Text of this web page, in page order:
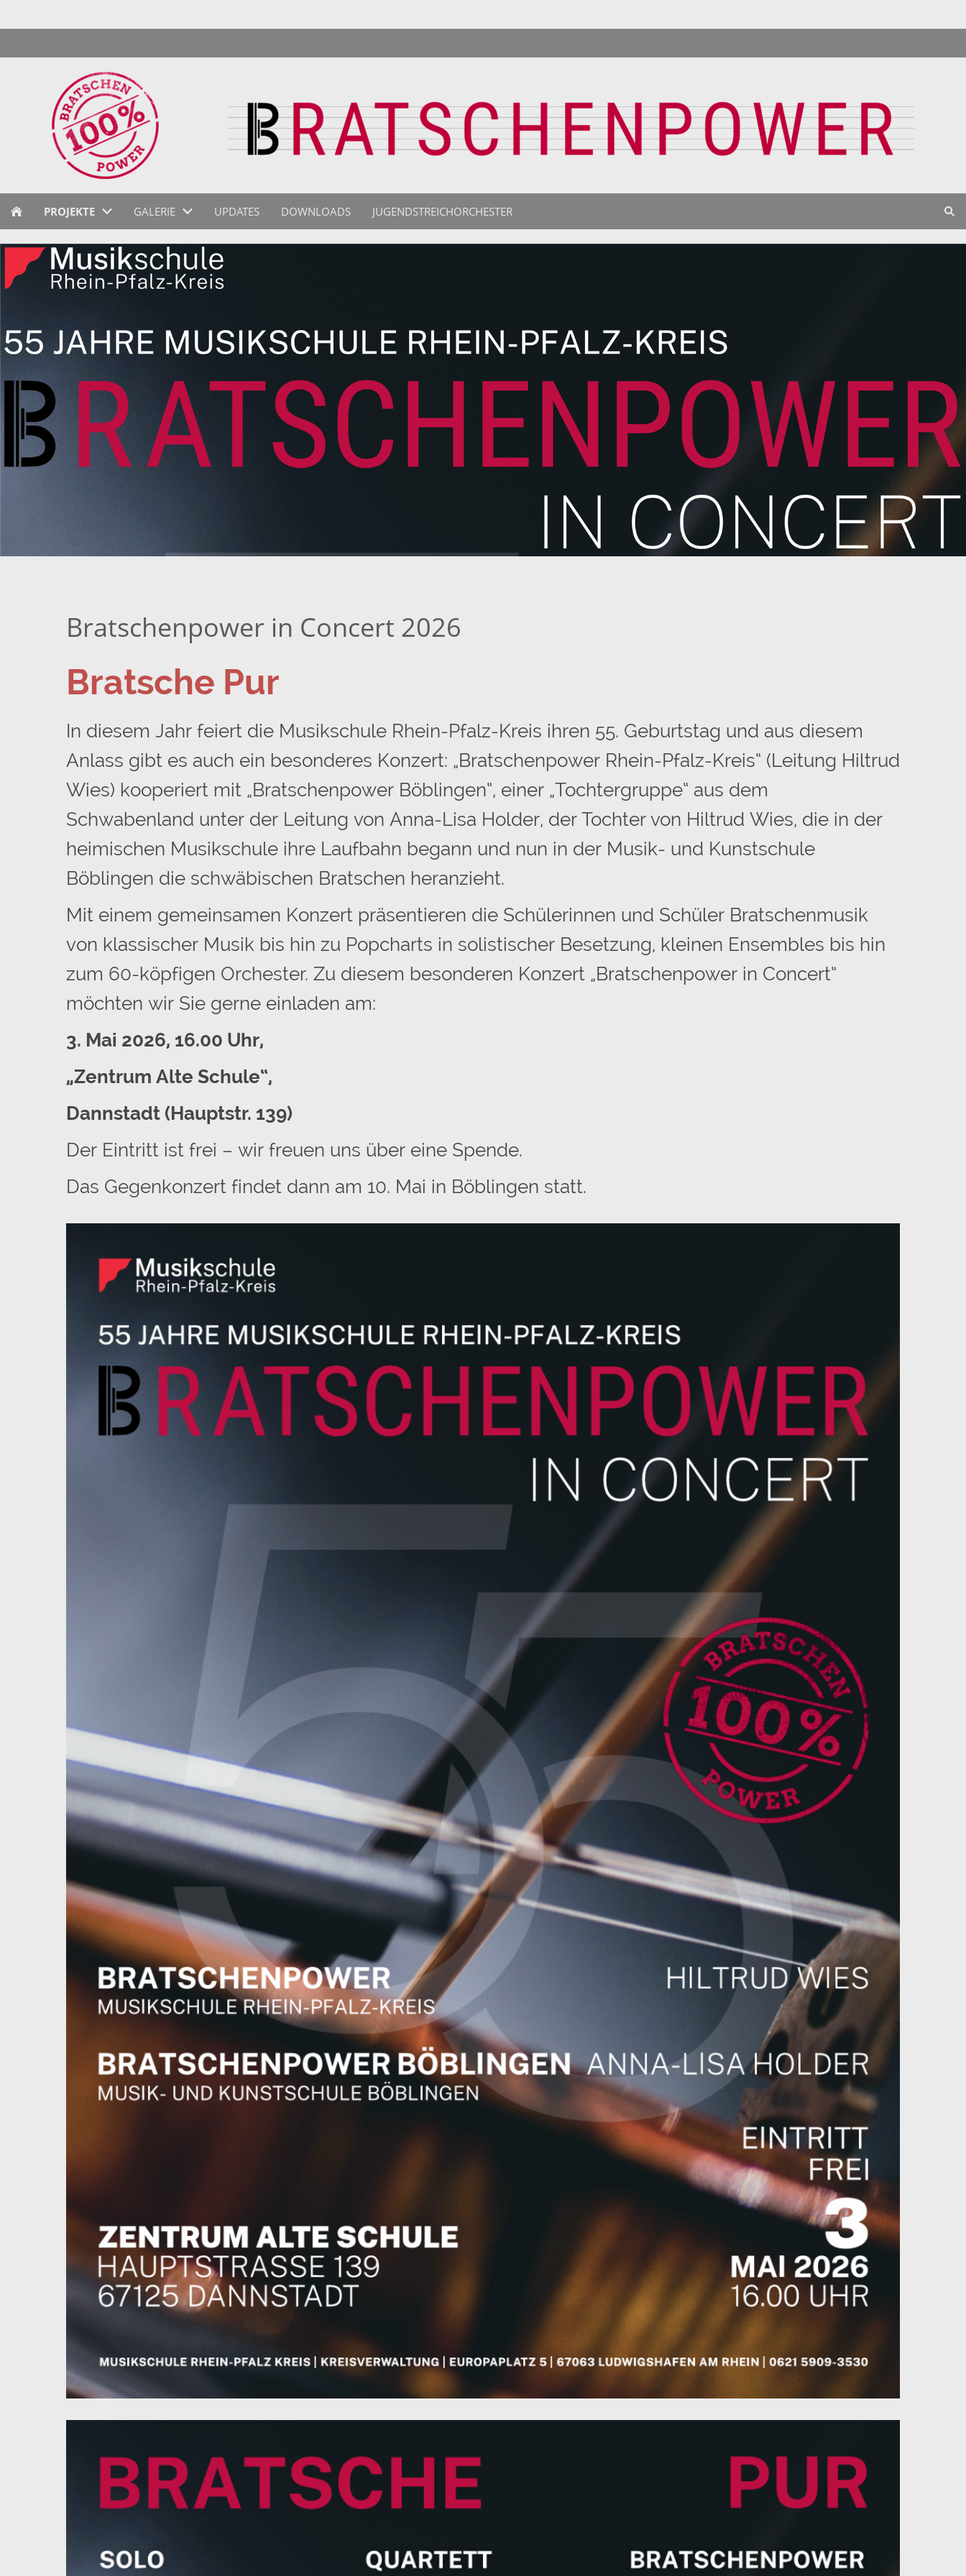
PROJEKTE GALERIE UPDATES DOWNLOADS JUGENDSTREICHORCHESTER
Bratschenpower in Concert 2026
Bratsche Pur
In diesem Jahr feiert die Musikschule Rhein-Pfalz-Kreis ihren 55. Geburtstag und aus diesem
Anlass gibt es auch ein besonderes Konzert: „Bratschenpower Rhein-Pfalz-Kreis“ (Leitung Hiltrud
Wies) kooperiert mit „Bratschenpower Böblingen“, einer „Tochtergruppe“ aus dem
Schwabenland unter der Leitung von Anna-Lisa Holder, der Tochter von Hiltrud Wies, die in der
heimischen Musikschule ihre Laufbahn begann und nun in der Musik- und Kunstschule
Böblingen die schwäbischen Bratschen heranzieht.
Mit einem gemeinsamen Konzert präsentieren die Schülerinnen und Schüler Bratschenmusik
von klassischer Musik bis hin zu Popcharts in solistischer Besetzung, kleinen Ensembles bis hin
zum 60-köpfigen Orchester. Zu diesem besonderen Konzert „Bratschenpower in Concert“
möchten wir Sie gerne einladen am:
3. Mai 2026, 16.00 Uhr,
„Zentrum Alte Schule“,
Dannstadt (Hauptstr. 139)
Der Eintritt ist frei – wir freuen uns über eine Spende.
Das Gegenkonzert findet dann am 10. Mai in Böblingen statt.